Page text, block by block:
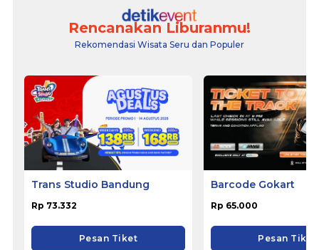
Rencanakan Liburanmu!
Rekomendasi Wisata Seru dan Populer
Trans Studio Bandung
Rp 73.332
Pesan Tiket
Barcode Gokart
Rp 65.000
Pesan Tiket